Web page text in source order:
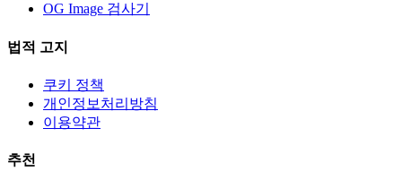
OG Image 검사기
법적 고지
쿠키 정책
개인정보처리방침
이용약관
추천